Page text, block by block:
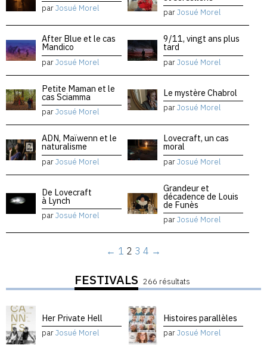
parJosué Morel parJosué Morel
After Blue et le cas
Mandico
parJosué Morel
9/11, vingt ans plus
tard
parJosué Morel
Petite Maman et le
cas Sciamma
parJosué Morel
Le mystère Chabrol
parJosué Morel
ADN, Maïwenn et le
naturalisme
parJosué Morel
Lovecraft, un cas
moral
parJosué Morel
De Lovecraft
à Lynch
parJosué Morel
Grandeur et
décadence de Louis
de Funès
parJosué Morel
← 1 2 3 4 →
FESTIVALS 266 résultats
Her Private Hell
parJosué Morel
Histoires parallèles
parJosué Morel